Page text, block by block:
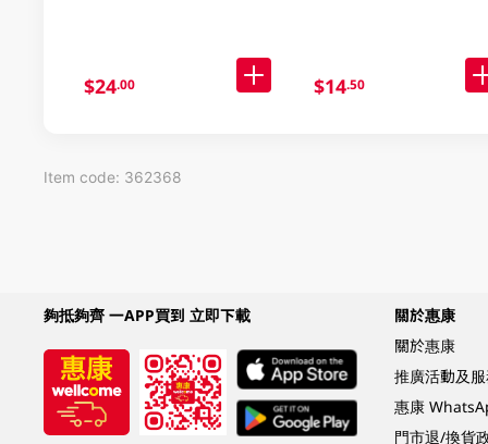
$24.00 $14.50
Item code: 362368
夠抵夠齊 一APP買到 立即下載
關於惠康
關於惠康
推廣活動及
惠康
門市退/換貨